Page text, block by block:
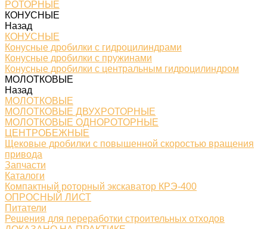
РОТОРНЫЕ
КОНУСНЫЕ
Назад
КОНУСНЫЕ
Конусные дробилки с гидроцилиндрами
Конусные дробилки с пружинами
Конусные дробилки с центральным гидроцилиндром
МОЛОТКОВЫЕ
Назад
МОЛОТКОВЫЕ
МОЛОТКОВЫЕ ДВУХРОТОРНЫЕ
МОЛОТКОВЫЕ ОДНОРОТОРНЫЕ
ЦЕНТРОБЕЖНЫЕ
Щековые дробилки с повышенной скоростью вращения
привода
Запчасти
Каталоги
Компактный роторный экскаватор КРЭ-400
ОПРОСНЫЙ ЛИСТ
Питатели
Решения для переработки строительных отходов